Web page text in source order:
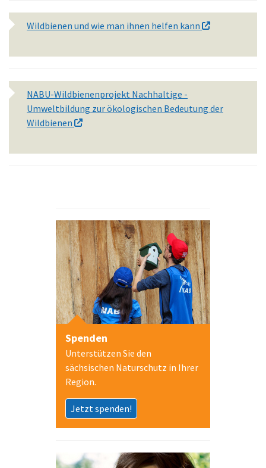
Wildbienen und wie man ihnen helfen kann
NABU-Wildbienenprojekt Nachhaltige -
Umweltbildung zur ökologischen Bedeutung der
Wildbienen
Spenden
Unterstützen Sie den
sächsischen Naturschutz in Ihrer
Region.
Jetzt spenden!